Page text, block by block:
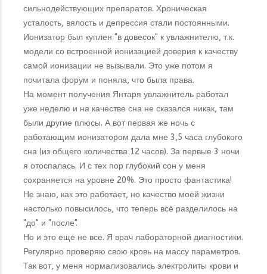
сильнодействующих препаратов. Хроническая
усталость, вялость и депрессия стали постоянными.
Ионизатор был куплен "в довесок" к увлажнителю, т.к.
модели со встроенной ионизацией доверия к качеству
самой ионизации не вызывали. Это уже потом я
почитала форум и поняла, что была права.
На момент получения Янтаря увлажнитель работал
уже неделю и на качестве сна не сказался никак, там
были другие плюсы. А вот первая же ночь с
работающим ионизатором дала мне 3,5 часа глубокого
сна (из общего количества 12 часов). За первые 3 ночи
я отоспалась. И с тех пор глубокий сон у меня
сохраняется на уровне 20%. Это просто фантастика!
Не знаю, как это работает, но качество моей жизни
настолько повысилось, что теперь всё разделилось на
"до" и "после".
Но и это еще не все. Я врач лабораторной диагностики.
Регулярно проверяю свою кровь на массу параметров.
Так вот, у меня нормализовались электролиты крови и